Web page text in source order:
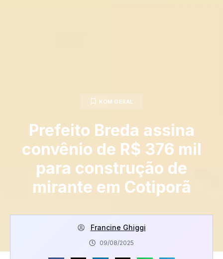
KOM GERAL
Prefeito Breda assina
convênio de R$ 376 mil
para construção de
mirante em Cotiporã
Francine Ghiggi
09/08/2025